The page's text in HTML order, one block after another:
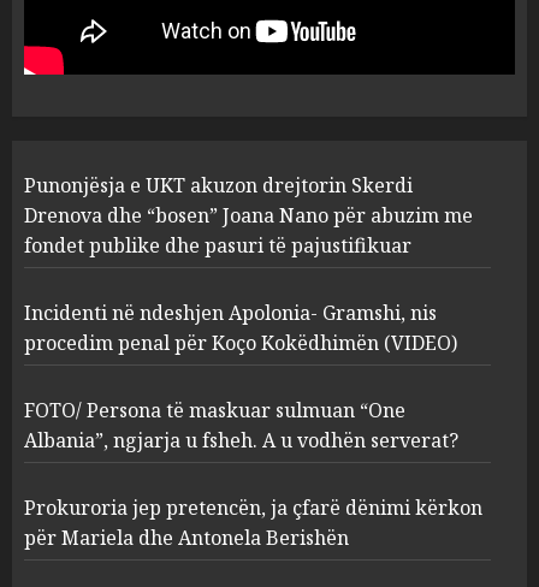
1
“bosen” Joana Nano për
abuzim me fondet publike dhe
pasuri të pajustifikuar
2
Apolonia- Gramshi, nis
procedim penal për Koço
Kokëdhimën (VIDEO)
MARCH 27, 2025
3
FOTO/ Persona të maskuar
sulmuan “One Albania”,
ngjarja u fsheh. A u vodhën
serverat?
Prokuroria jep pretencën, ja
çfarë dënimi kërkon për
Punonjësja e UKT akuzon drejtorin Skerdi
Drenova dhe “bosen” Joana Nano për abuzim me
fondet publike dhe pasuri të pajustifikuar
Incidenti në ndeshjen Apolonia- Gramshi, nis
procedim penal për Koço Kokëdhimën (VIDEO)
FOTO/ Persona të maskuar sulmuan “One
Albania”, ngjarja u fsheh. A u vodhën serverat?
Prokuroria jep pretencën, ja çfarë dënimi kërkon
për Mariela dhe Antonela Berishën